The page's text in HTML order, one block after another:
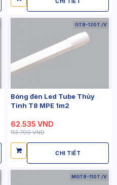
GT8-120T /V
Bóng đèn Led Tube Thủy
Tinh T8 MPE 1m2
62.535 VND
113.700 VND
CHI TIẾT
MGT8-110T /V